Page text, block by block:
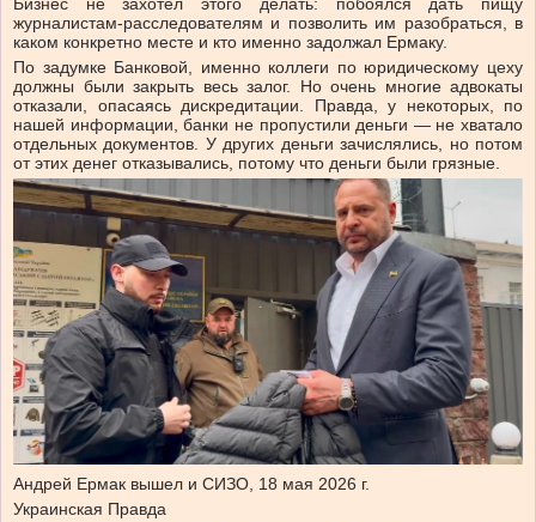
Бизнес не захотел этого делать: побоялся дать пищу
журналистам-расследователям и позволить им разобраться, в
каком конкретно месте и кто именно задолжал Ермаку.
По задумке Банковой, именно коллеги по юридическому цеху
должны были закрыть весь залог. Но очень многие адвокаты
отказали, опасаясь дискредитации. Правда, у некоторых, по
нашей информации, банки не пропустили деньги — не хватало
отдельных документов. У других деньги зачислялись, но потом
от этих денег отказывались, потому что деньги были грязные.
Андрей Ермак вышел и СИЗО, 18 мая 2026 г.
Украинская Правда